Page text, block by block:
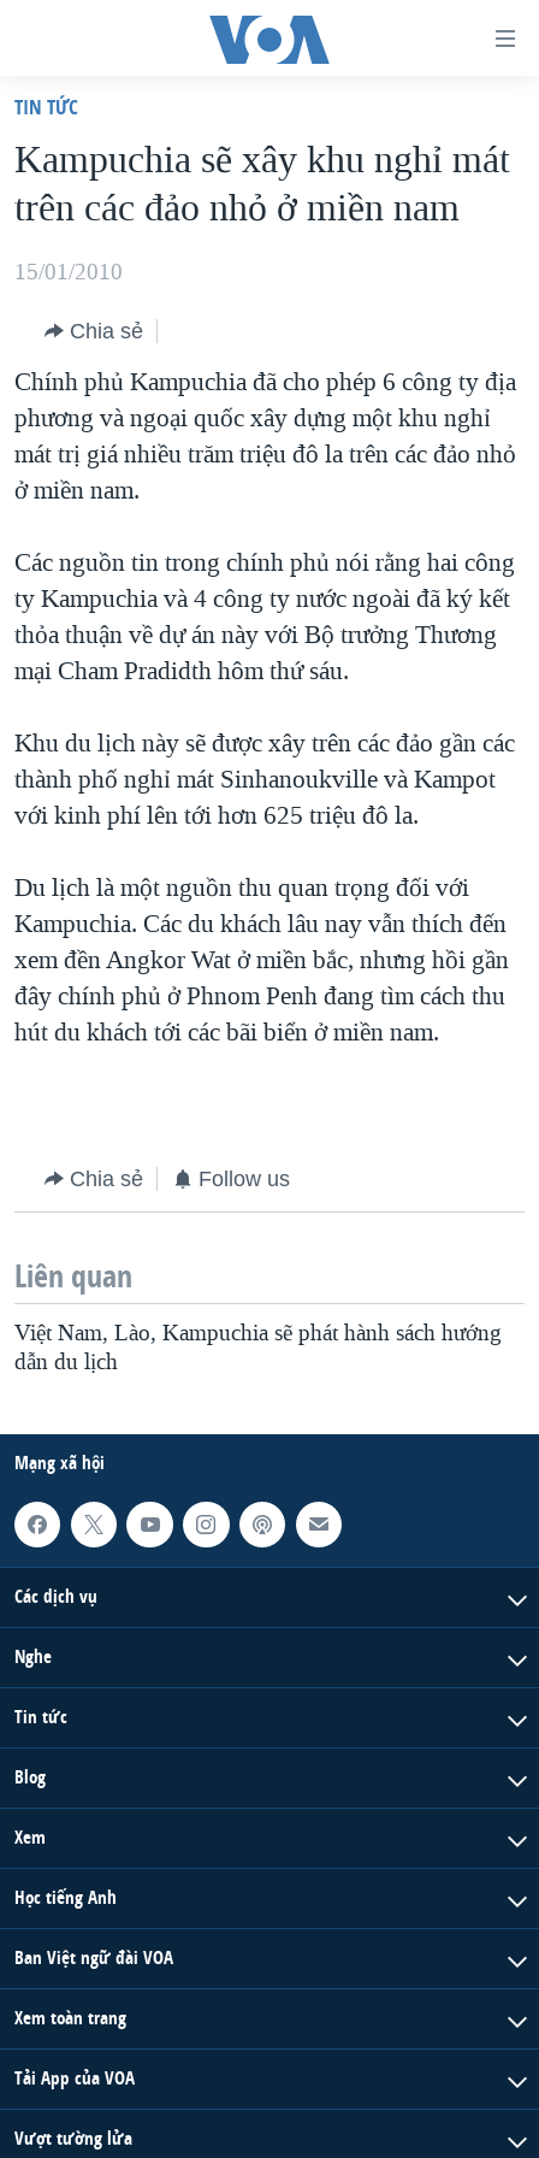
truy
cập
Tới
dung
chính
điều
hướng
chính
Đi
"Tìm"
VIỆT NAM
HOA KỲ
BIỂN ĐÔNG
BLOG
DIỄN ĐÀN
MỤC
TỰ DO BÁO CHÍ
NGƯỜI VIỆT HẢI NGOẠI
ĐỜI SỐNG
KINH TẾ
SỨC KHOẺ
VĂN HOÁ
THỂ THAO
CHUYÊN ĐỀ
HÀNH TRÌNH BẦU CỬ 2024
MỘT NĂM CHIẾN TRANH TẠI DẢI GAZA
GIẢI MÃ VÀNH ĐAI & CON ĐƯỜNG
TRỊNH VĨNH BÌNH - NGƯỜI HẠ 'BÊN THẮNG CUỘC'
GROUND ZERO – XƯA VÀ NAY
CÁC GIÁ TRỊ CỘNG HÒA Ở VIỆT NAM
THƯỢNG ĐỈNH TRUMP-KIM TẠI VIỆT NAM
TRỊNH VĨNH BÌNH VS. CHÍNH PHỦ VIỆT NAM
NGƯ DÂN VIỆT VÀ LÀN SÓNG TRỘM HẢI SÂM
VIDEO
NGHE
MẠNG XÃ HỘI
Ngôn ngữ khác
TIN TỨC
Kampuchia sẽ xây khu nghỉ mát
trên các đảo nhỏ ở miền nam
15/01/2010
Chia sẻ
Chính phủ Kampuchia đã cho phép 6 công ty địa
phương và ngoại quốc xây dựng một khu nghỉ
mát trị giá nhiều trăm triệu đô la trên các đảo nhỏ
ở miền nam.
Các nguồn tin trong chính phủ nói rằng hai công
ty Kampuchia và 4 công ty nước ngoài đã ký kết
thỏa thuận về dự án này với Bộ trưởng Thương
mại Cham Pradidth hôm thứ sáu.
Khu du lịch này sẽ được xây trên các đảo gần các
thành phố nghỉ mát Sinhanoukville và Kampot
với kinh phí lên tới hơn 625 triệu đô la.
Du lịch là một nguồn thu quan trọng đối với
Kampuchia. Các du khách lâu nay vẫn thích đến
xem đền Angkor Wat ở miền bắc, nhưng hồi gần
đây chính phủ ở Phnom Penh đang tìm cách thu
hút du khách tới các bãi biển ở miền nam.
Chia sẻ Follow us
Liên quan
Việt Nam, Lào, Kampuchia sẽ phát hành sách hướng
dẫn du lịch
Mạng xã hội
Các dịch vụ
Nghe
Tin tức
Blog
Xem
Học tiếng Anh
Ban Việt ngữ đài VOA
Xem toàn trang
Tải App của VOA
Vượt tường lửa